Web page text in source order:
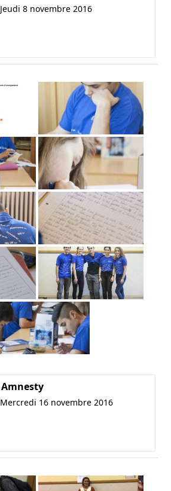
Jeudi 8 novembre 2016
Amnesty
Mercredi 16 novembre 2016